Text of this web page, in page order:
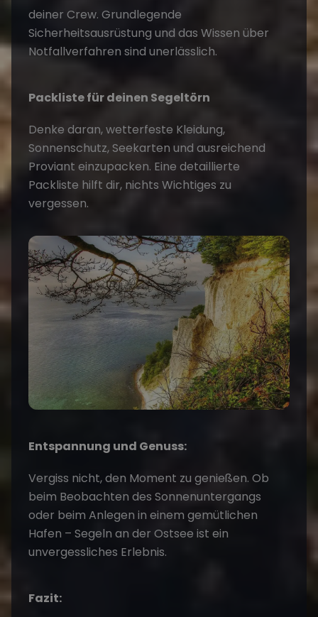
deiner Crew. Grundlegende
Sicherheitsausrüstung und das Wissen über
Notfallverfahren sind unerlässlich.
Packliste für deinen Segeltörn
Denke daran, wetterfeste Kleidung,
Sonnenschutz, Seekarten und ausreichend
Proviant einzupacken. Eine detaillierte
Packliste hilft dir, nichts Wichtiges zu
vergessen.
Entspannung und Genuss:
Vergiss nicht, den Moment zu genießen. Ob
beim Beobachten des Sonnenuntergangs
oder beim Anlegen in einem gemütlichen
Hafen – Segeln an der Ostsee ist ein
unvergessliches Erlebnis.
Fazit: